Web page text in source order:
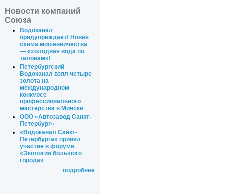
Новости компаний
Союза
Водоканал
предупреждает! Новая
схема мошенничества
— «холодная вода по
талонам»!
Петербургский
Водоканал взял четыре
золота на
международном
конкурсе
профессионального
мастерства в Минске
ООО «Автозавод Санкт-
Петербург»
«Водоканал Санкт-
Петербурга» принял
участие в форуме
«Экология большого
города»
подробнее